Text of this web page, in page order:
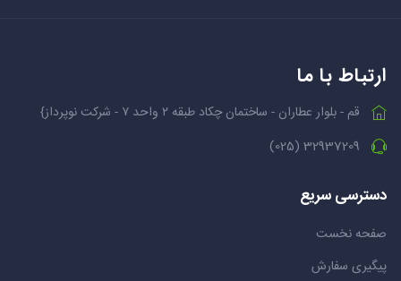
ارتباط با ما
قم - بلوار عطاران - ساختمان چکاد طبقه ۲ واحد ۷ - شرکت نوپرداز}
32937209 (025)
دسترسی سریع
صفحه نخست
پیگیری سفارش